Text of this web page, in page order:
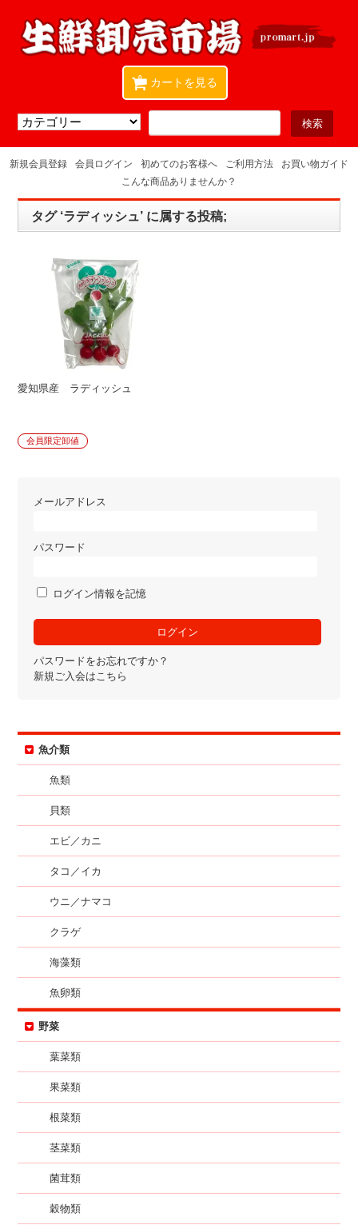
カートを見る
0
新規会員登録 会員ログイン 初めてのお客様へ ご利用方法
お買い物ガイド
こんな商品ありませんか？
タグ ‘ラディッシュ’ に属する投稿;
愛知県産 ラディッシュ
会員限定卸値
メールアドレス
パスワード
ログイン情報を記憶
パスワードをお忘れですか？
新規ご入会はこちら
魚介類
魚類
貝類
エビ／カニ
タコ／イカ
ウニ／ナマコ
クラゲ
海藻類
魚卵類
野菜
葉菜類
果菜類
根菜類
茎菜類
菌茸類
穀物類